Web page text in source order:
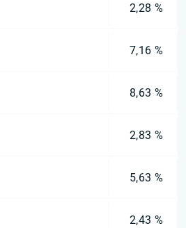
2,28 %
7,16 %
8,63 %
2,83 %
5,63 %
2,43 %